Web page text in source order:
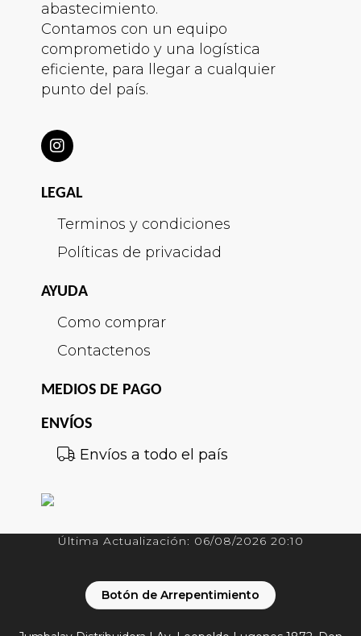
abastecimiento.
Contamos con un equipo
comprometido y una logística
eficiente, para llegar a cualquier
punto del país.
LEGAL
Terminos y condiciones
Políticas de privacidad
AYUDA
Como comprar
Contactenos
MEDIOS DE PAGO
ENVÍOS
Envíos a todo el país
Última Actualización: 06/08/2026 20:10
Botón de Arrepentimiento